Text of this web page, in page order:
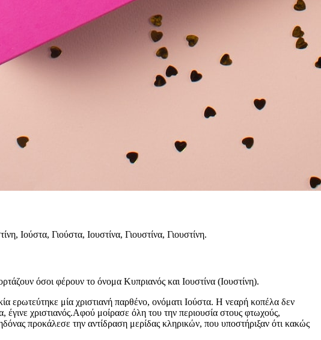
Ιούστα, Γιούστα, Ιουστίνα, Γιουστίνα, Γιουστίνη.
όσοι φέρουν το όνομα Κυπριανός και Ιουστίνα (Ιουστίνη).
ερωτεύτηκε μία χριστιανή παρθένο, ονόματι Ιούστα. Η νεαρή κοπέλα δεν
χριστιανός.Αφού μοίρασε όλη του την περιουσία στους φτωχούς,
προκάλεσε την αντίδραση μερίδας κληρικών, που υποστήριξαν ότι κακώς